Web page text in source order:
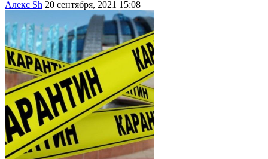
Алекс Sh 20 сентября, 2021 15:08